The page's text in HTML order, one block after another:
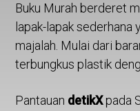
Buku Murah berderet
lapak-lapak sederhana
majalah. Mulai dari
terbungkus plastik
Pantauan detikXpada